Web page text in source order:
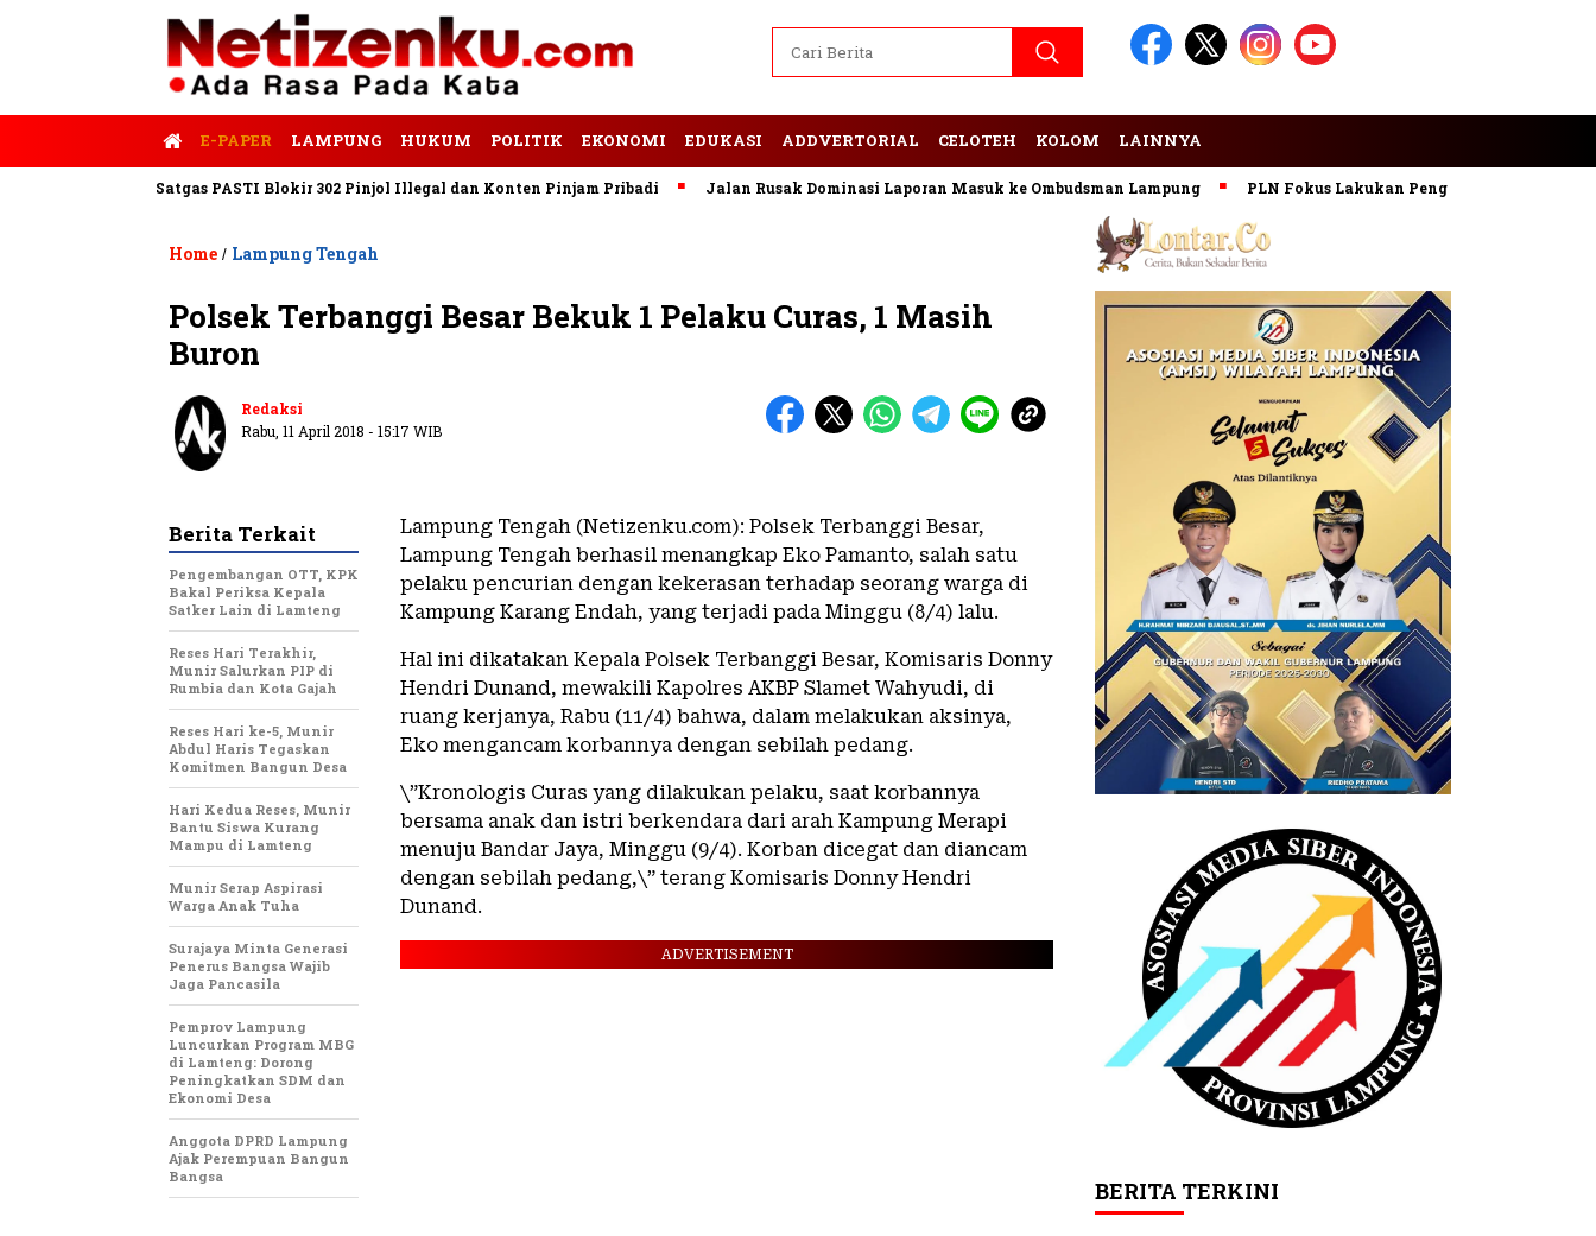
E-PAPER LAMPUNG HUKUM POLITIK EKONOMI EDUKASI ADDVERTORIAL CELOTEH KOLOM LAINNYA
Satgas PASTI Blokir 302 Pinjol Illegal dan Konten Pinjam Pribadi Jalan Rusak Dominasi Laporan Masuk ke Ombudsman Lampung PLN Fokus Lakukan Pengembangan Pembangkit
Home / Lampung Tengah
Polsek Terbanggi Besar Bekuk 1 Pelaku Curas, 1 Masih
Buron
Redaksi
Rabu, 11 April 2018 - 15:17 WIB
Lampung Tengah (Netizenku.com): Polsek Terbanggi Besar,
Lampung Tengah berhasil menangkap Eko Pamanto, salah satu
pelaku pencurian dengan kekerasan terhadap seorang warga di
Kampung Karang Endah, yang terjadi pada Minggu (8/4) lalu.
Hal ini dikatakan Kepala Polsek Terbanggi Besar, Komisaris Donny
Hendri Dunand, mewakili Kapolres AKBP Slamet Wahyudi, di
ruang kerjanya, Rabu (11/4) bahwa, dalam melakukan aksinya,
Eko mengancam korbannya dengan sebilah pedang.
\”Kronologis Curas yang dilakukan pelaku, saat korbannya
bersama anak dan istri berkendara dari arah Kampung Merapi
menuju Bandar Jaya, Minggu (9/4). Korban dicegat dan diancam
dengan sebilah pedang,\” terang Komisaris Donny Hendri
Dunand.
ADVERTISEMENT
Berita Terkait
Pengembangan OTT, KPK
Bakal Periksa Kepala
Satker Lain di Lamteng
Reses Hari Terakhir,
Munir Salurkan PIP di
Rumbia dan Kota Gajah
Reses Hari ke-5, Munir
Abdul Haris Tegaskan
Komitmen Bangun Desa
Hari Kedua Reses, Munir
Bantu Siswa Kurang
Mampu di Lamteng
Munir Serap Aspirasi
Warga Anak Tuha
Surajaya Minta Generasi
Penerus Bangsa Wajib
Jaga Pancasila
Pemprov Lampung
Luncurkan Program MBG
di Lamteng: Dorong
Peningkatkan SDM dan
Ekonomi Desa
Anggota DPRD Lampung
Ajak Perempuan Bangun
Bangsa
BERITA TERKINI